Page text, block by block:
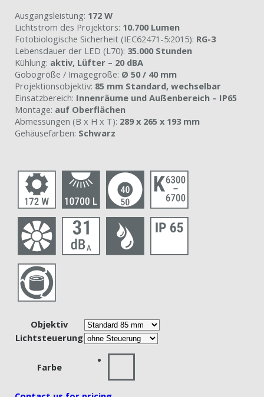
Ausgangsleistung: 172 W
Lichtstrom des Projektors: 10.700 Lumen
Fotobiologische Sicherheit (IEC62471-5:2015): RG-3
Lebensdauer der LED (L70): 35.000 Stunden
Kühlung: aktiv, Lüfter – 20 dBA
Gobogröße / Imagegröße: Ø 50 / 40 mm
Projektionsobjektiv: 85 mm Standard, wechselbar
Einsatzbereich: Innenräume und Außenbereich – IP65
Montage: auf Oberflächen
Abmessungen (B x H x T): 289 x 265 x 193 mm
Gehäusefarben: Schwarz
Objektiv
Lichtsteuerung
Farbe